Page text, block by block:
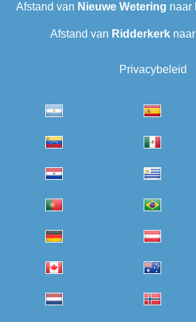
Afstand van Nieuwe Wetering naar
Afstand van Ridderkerknaar
Privacybeleid